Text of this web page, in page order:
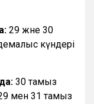
29 және 30
күндері
30 тамыз
мен 31 тамыз